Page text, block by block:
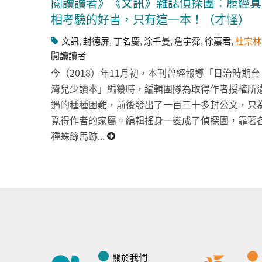
相考驗的好書，只有這一本！（才怪）
文訊,封德屏,丁名慶,涂千曼,詹宇霈,徐嘉君,杜宗林
閱讀讀者
今（2018）年11月初，本刊曾經報導「日治時期台
灣兒少讀本」編纂時，編輯團隊為取得作者授權所
遇的種種困難，前後發出了一百三十多封公文，只
覓得作者的家屬。編輯搖身一變成了偵探團，靠著
種蛛絲馬跡...
關於我們